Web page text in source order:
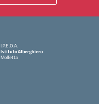
I.P.E.O.A.
Istituto Alberghiero
Molfetta